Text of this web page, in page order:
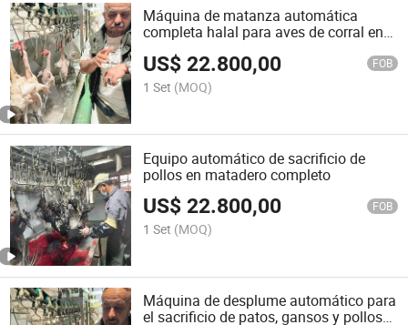
Máquina de matanza automática
completa halal para aves de corral en
US$22.800,00 FOB
1 Set (MOQ)
Equipo automático de sacrificio de
pollos en matadero completo
US$22.800,00 FOB
1 Set (MOQ)
Máquina de desplume automático para
el sacrificio de patos, gansos y pollos